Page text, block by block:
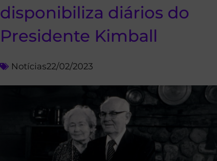
disponibiliza diários do
Presidente Kimball
Notícias22/02/2023